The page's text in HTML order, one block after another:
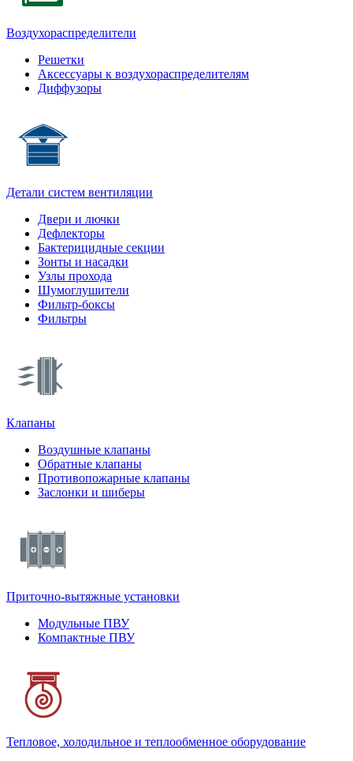
Воздухораспределители
Решетки
Аксессуары к воздухораспределителям
Диффузоры
Детали систем вентиляции
Двери и лючки
Дефлекторы
Бактерицидные секции
Зонты и насадки
Узлы прохода
Шумоглушители
Фильтр-боксы
Фильтры
Клапаны
Воздушные клапаны
Обратные клапаны
Противопожарные клапаны
Заслонки и шиберы
Приточно-вытяжные установки
Модульные ПВУ
Компактные ПВУ
Тепловое, холодильное и теплообменное оборудование